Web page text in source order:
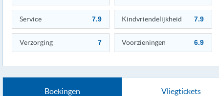
Service 7.9 Kindvriendelijkheid 7.9
Verzorging 7 Voorzieningen 6.9
Boekingen Vliegtickets